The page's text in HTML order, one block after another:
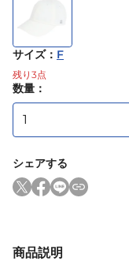
サイズ： F
残り 3点
数量：
シェアする
商品説明